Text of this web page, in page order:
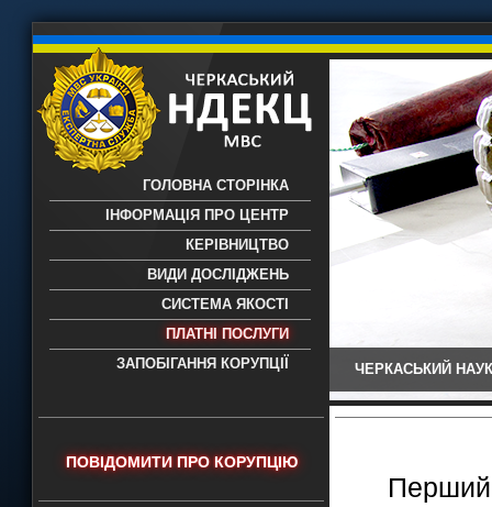
науково-дослідний експертно-
- проведення всих видів судових
експертиз
ГОЛОВНА СТОРІНКА
ІНФОРМАЦІЯ ПРО ЦЕНТР
КЕРІВНИЦТВО
ВИДИ ДОСЛІДЖЕНЬ
СИСТЕМА ЯКОСТІ
ПЛАТНІ ПОСЛУГИ
ЗАПОБІГАННЯ КОРУПЦІЇ
ЧЕРКАСЬКИЙ
ПОВІДОМИТИ ПРО КОРУПЦІЮ
Перший